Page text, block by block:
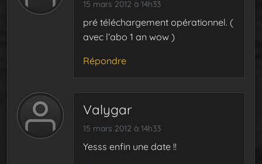
15 mars 2012 à 14h33
pré téléchargement opérationnel. (
avec l’abo 1 an wow )
Répondre
Valygar
15 mars 2012 à 14h33
Yesss enfin une date !!